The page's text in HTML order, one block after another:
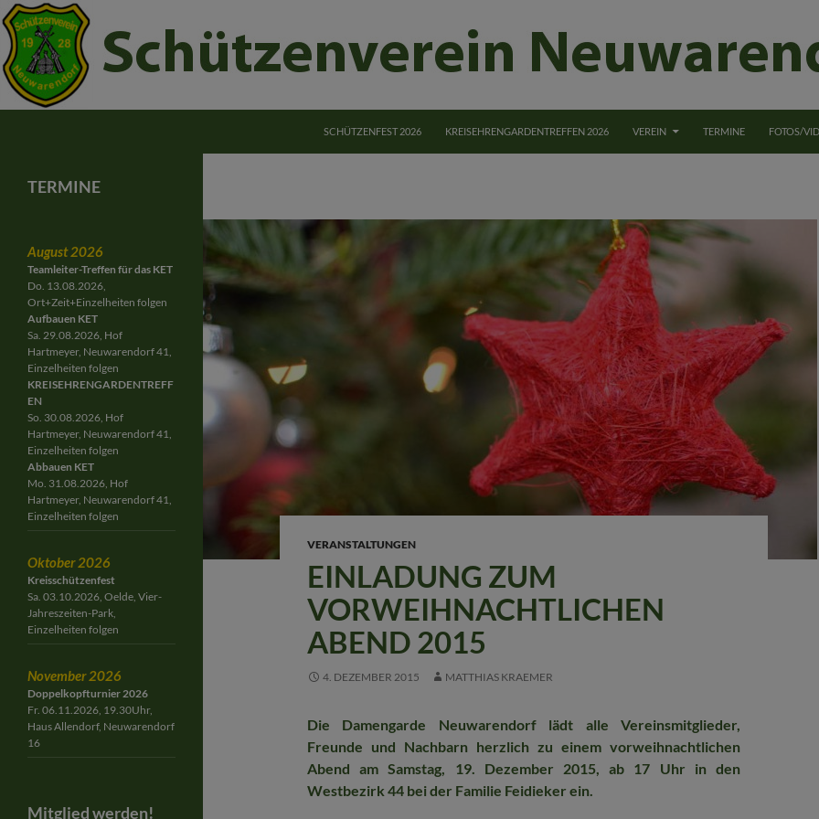
Schützenverein Neuwarendorf e.V.SCHÜTZENFEST 2026
KREISEHRENGARDENTREFFEN 2026 VEREIN TERMINE FOTOS/
VERANSTALTUNGEN
EINLADUNG ZUM
VORWEIHNACHTLICHEN
ABEND 2015
4. DEZEMBER 2015 MATTHIAS KRAEMER
Die Damengarde Neuwarendorf lädt alle Vereinsmitglieder,
Freunde und Nachbarn herzlich zu einem vorweihnachtlichen
Abend am Samstag, 19. Dezember 2015, ab 17 Uhr in den
Westbezirk 44 bei der Familie Feidieker ein.
Gemeinschaft für Jung und Alt
TERMINE
August 2026
Teamleiter-Treffen für das KET
Do. 13.08.2026,
Ort+Zeit+Einzelheiten folgen
Aufbauen KET
Sa. 29.08.2026, Hof
Hartmeyer, Neuwarendorf 41,
Einzelheiten folgen
KREISEHRENGARDENTREFF
EN
So. 30.08.2026, Hof
Hartmeyer, Neuwarendorf 41,
Einzelheiten folgen
Abbauen KET
Mo. 31.08.2026, Hof
Hartmeyer, Neuwarendorf 41,
Einzelheiten folgen
Oktober 2026
Kreisschützenfest
Sa. 03.10.2026, Oelde, Vier-
Jahreszeiten-Park,
Einzelheiten folgen
November 2026
Doppelkopfturnier 2026
Fr. 06.11.2026, 19.30Uhr,
Haus Allendorf, Neuwarendorf
16
Mitglied werden!